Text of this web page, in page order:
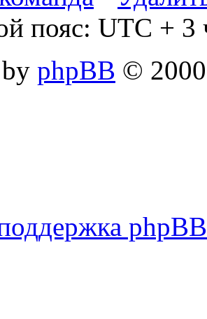
пояс: UTC + 3
phpBB ©
phpBB